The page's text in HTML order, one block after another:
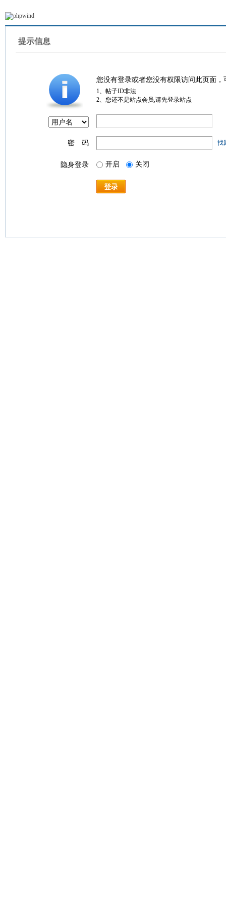
提示信息
您没有登录或者您没有权限访问此页面
1、帖子ID非法
2、您还不是站点会员,请先登录站点
密 码 找
隐身登录 开启 关闭
登录